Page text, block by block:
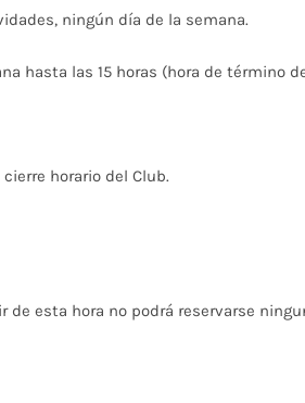
ningún día de la semana.
hasta las 15 horas (hora de término
horario del Club.
de esta hora no podrá reservarse